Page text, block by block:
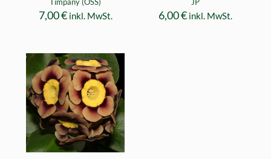
Timpany (OSS)
7,00€ inkl. MwSt.
JP
6,00€ inkl. MwSt.